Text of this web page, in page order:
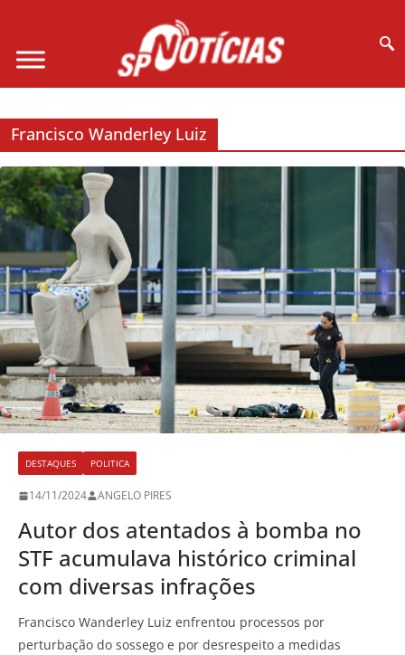
Francisco Wanderley Luiz
DESTAQUES POLITICA
14/11/2024 ANGELO PIRES
Autor dos atentados à bomba no
STF acumulava histórico criminal
com diversas infrações
Francisco Wanderley Luiz enfrentou processos por
perturbação do sossego e por desrespeito a medidas